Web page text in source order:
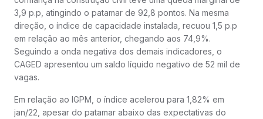
3,9 p.p, atingindo o patamar de 92,8 pontos. Na mesma
direção, o índice de capacidade instalada, recuou 1,5 p.p
em relação ao mês anterior, chegando aos 74,9%.
Seguindo a onda negativa dos demais indicadores, o
CAGED apresentou um saldo líquido negativo de 52 mil de
vagas.
Em relação ao IGPM, o índice acelerou para 1,82% em
jan/22, apesar do patamar abaixo das expectativas do